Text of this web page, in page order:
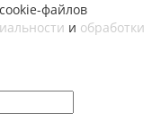
файлов
и обработки